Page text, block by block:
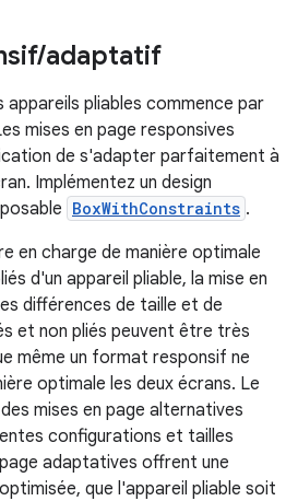
/adaptatif
appareils pliables commence par
mises en page responsives
de s'adapter parfaitement à
Implémentez un design
BoxWithConstraints .
en charge de manière optimale
d'un appareil pliable, la mise en
différences de taille et de
et non pliés peuvent être très
même un format responsif ne
optimale les deux écrans. Le
mises en page alternatives
configurations et tailles
adaptatives offrent une
que l'appareil pliable soit